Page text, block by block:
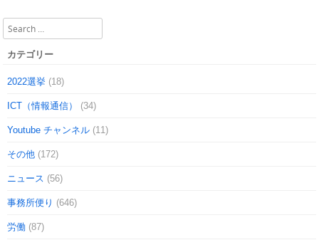
Search
カテゴリー
2022選挙 (18)
ICT（情報通信） (34)
Youtube チャンネル (11)
その他 (172)
ニュース (56)
事務所便り (646)
労働 (87)